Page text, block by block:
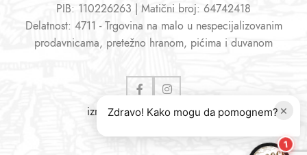
PIB: 110226263 | Matični broj: 64742418
Delatnost: 4711 - Trgovina na malo u nespecijalizovanim
prodavnicama, pretežno hranom, pićima i duvanom
izrada sajtovaiweb shopova ×
Zdravo! Kako mogu da pomognem?
1